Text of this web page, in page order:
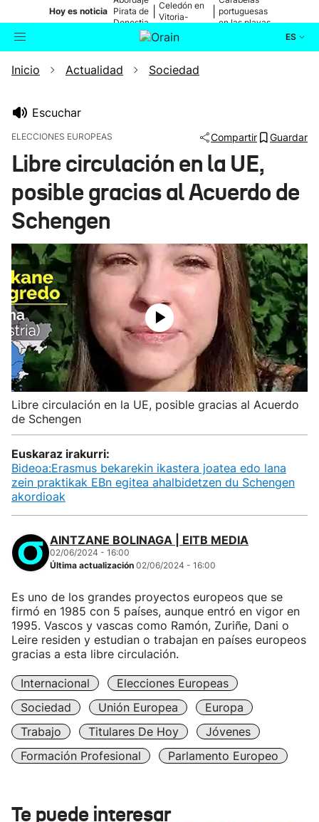
Hoy es noticia Pirata de
Donostia
Celedón en
Vitoria-
portuguesas
en las playas
ES
Buscador Actualidad
Ikusmiran
Inicio Actualidad Sociedad
Escuchar
ELECCIONES EUROPEAS Compartir Guardar
Libre circulación en la UE,
posible gracias al Acuerdo de
Schengen
Libre circulación en la UE, posible gracias al Acuerdo
de Schengen
Euskaraz irakurri:
Bideoa:Erasmus bekarekin ikastera joatea edo lana
zein praktikak EBn egitea ahalbidetzen du Schengen
akordioak
AINTZANE BOLINAGA | EITB MEDIA
02/06/2024 - 16:00
Última actualización 02/06/2024 - 16:00
Es uno de los grandes proyectos europeos que se
firmó en 1985 con 5 países, aunque entró en vigor en
1995. Vascos y vascas como Ramón, Zuriñe, Dani o
Leire residen y estudian o trabajan en países europeos
gracias a esta libre circulación.
Internacional
Elecciones Europeas
Sociedad
Unión Europea
Europa
Trabajo
Titulares De Hoy
Jóvenes
Formación Profesional
Parlamento Europeo
Te puede interesar